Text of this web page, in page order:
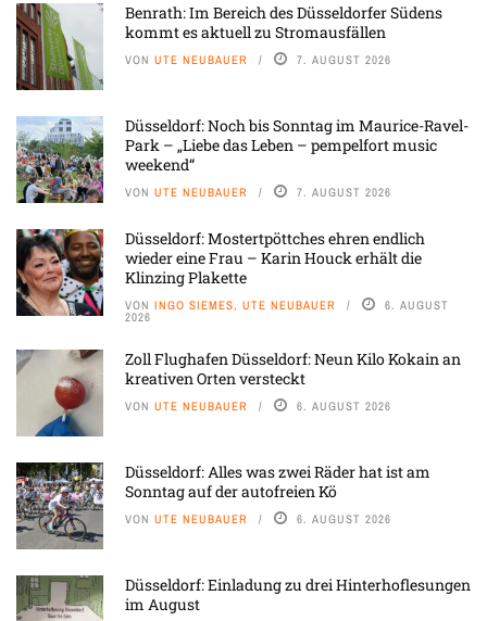
Benrath: Im Bereich des Düsseldorfer Südens
kommt es aktuell zu Stromausfällen
VON UTE NEUBAUER 7. AUGUST 2026
Düsseldorf: Noch bis Sonntag im Maurice-Ravel-
Park – „Liebe das Leben – pempelfort music
weekend“
VON UTE NEUBAUER 7. AUGUST 2026
Düsseldorf: Mostertpöttches ehren endlich
wieder eine Frau – Karin Houck erhält die
Klinzing Plakette
VON INGO SIEMES, UTE NEUBAUER 6. AUGUST
2026
Zoll Flughafen Düsseldorf: Neun Kilo Kokain an
kreativen Orten versteckt
VON UTE NEUBAUER 6. AUGUST 2026
Düsseldorf: Alles was zwei Räder hat ist am
Sonntag auf der autofreien Kö
VON UTE NEUBAUER 6. AUGUST 2026
Düsseldorf: Einladung zu drei Hinterhoflesungen
im August